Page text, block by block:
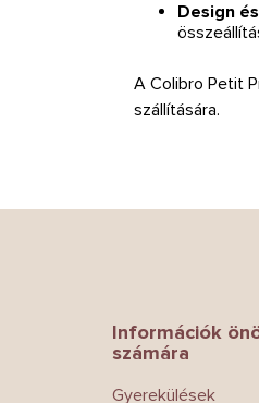
Design
A Colibro Petit
szállítására.
Információk
számára
Gyerekülések